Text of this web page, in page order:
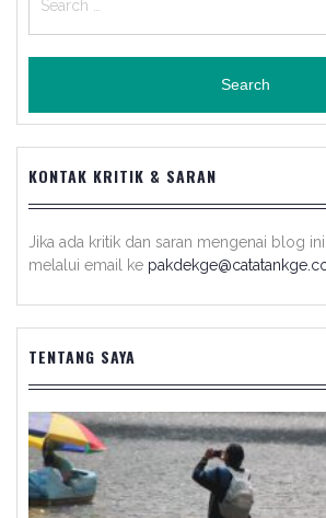
for:
KONTAK KRITIK & SARAN
Jika ada kritik dan saran mengenai blog
melalui email ke
TENTANG SAYA